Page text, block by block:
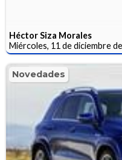
Héctor Siza Morales
Miércoles, 11 de diciembre
Novedades